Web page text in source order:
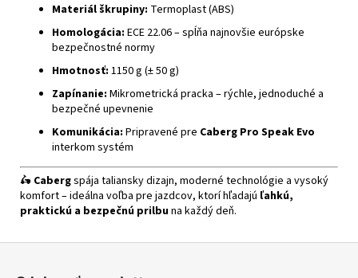
Materiál škrupiny: Termoplast (ABS)
Homologácia: ECE 22.06 – spĺňa najnovšie európske
bezpečnostné normy
Hmotnosť: 1150 g (± 50 g)
Zapínanie: Mikrometrická pracka – rýchle, jednoduché a
bezpečné upevnenie
Komunikácia: Pripravené pre Caberg Pro Speak Evo
interkom systém
🛵 Cabergspája taliansky dizajn, moderné technológie a vysoký
komfort – ideálna voľba pre jazdcov, ktorí hľadajú ľahkú,
praktickú a bezpečnú prilbuna každý deň.